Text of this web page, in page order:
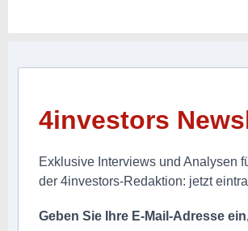
4investors
Exklusive Interviews und Analysen
der 4investors-Redaktion: jetzt
Geben Sie Ihre E-Mail-Adresse